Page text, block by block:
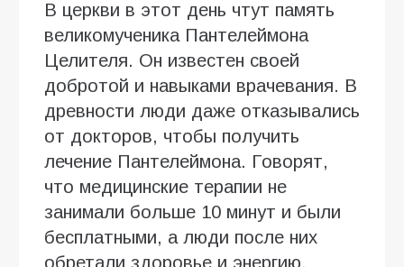
В церкви в этот день чтут память
великомученика Пантелеймона
Целителя. Он известен своей
добротой и навыками врачевания. В
древности люди даже отказывались
от докторов, чтобы получить
лечение Пантелеймона. Говорят,
что медицинские терапии не
занимали больше 10 минут и были
бесплатными, а люди после них
обретали здоровье и энергию.